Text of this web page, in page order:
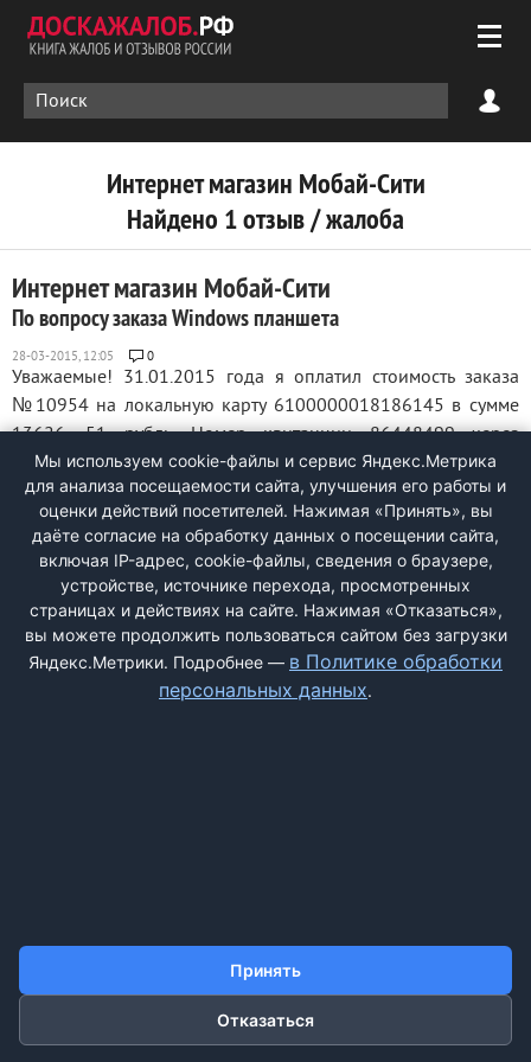
Интернет магазин Мобай-Сити
Найдено 1 отзыв / жалоба
Интернет магазин Мобай-Сити
По вопросу заказа Windows планшета
0
Уважаемые! 31.01.2015 года я оплатил стоимость заказа
№10954 на локальную карту 6100000018186145 в сумме
13626, 51 рубль. Номер квитанции 86448499 через
www.robokassa. Заказ должен быть исполнен в течении
месяца. С тех пор прошлр два месяца, а омоем заказа нет
никаких данных. Будет выполнен заказ ...
ДОБАВИТЬ ЖАЛОБУ
КОНТАКТЫ
Мы используем cookie-файлы и сервис Яндекс.Метрика
для анализа посещаемости сайта, улучшения его работы и
оценки действий посетителей. Нажимая «Принять», вы
даёте согласие на обработку данных о посещении сайта,
включая IP-адрес, cookie-файлы, сведения о браузере,
устройстве, источнике перехода, просмотренных
страницах и действиях на сайте. Нажимая «Отказаться»,
вы можете продолжить пользоваться сайтом без загрузки
Яндекс.Метрики. Подробнее — в Политике обработки
персональных данных.
Принять
Отказаться